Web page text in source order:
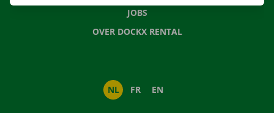
JOBS
OVER DOCKX RENTAL
NL FR EN